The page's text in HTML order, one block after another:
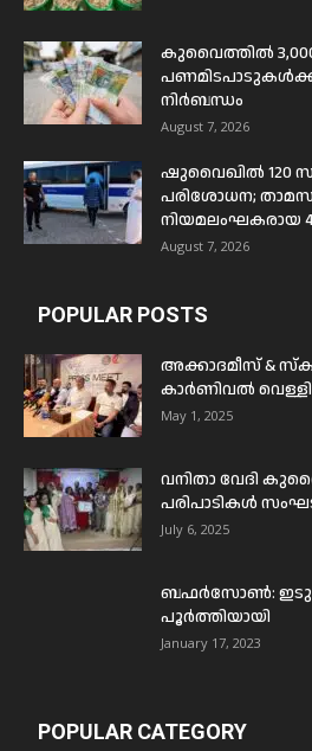
കുവൈത്തിൽ 3,000
പണമിടപാടുകൾക്ക്
നിർബന്ധം
August 7, 2026
ഷുവൈഖിൽ 120
പരിശോധന;
നിയമലംഘകരായ
August 7, 2026
POPULAR POSTS
അക്കാദമീസ് &
കാർണിവൽ
May 1, 2025
വനിതാ വേദി
പരിപാടികൾ
July 6, 2025
ബഫര്‍സോണ്‍:
പൂര്‍ത്തിയായി
January 17, 2023
POPULAR CATEGORY